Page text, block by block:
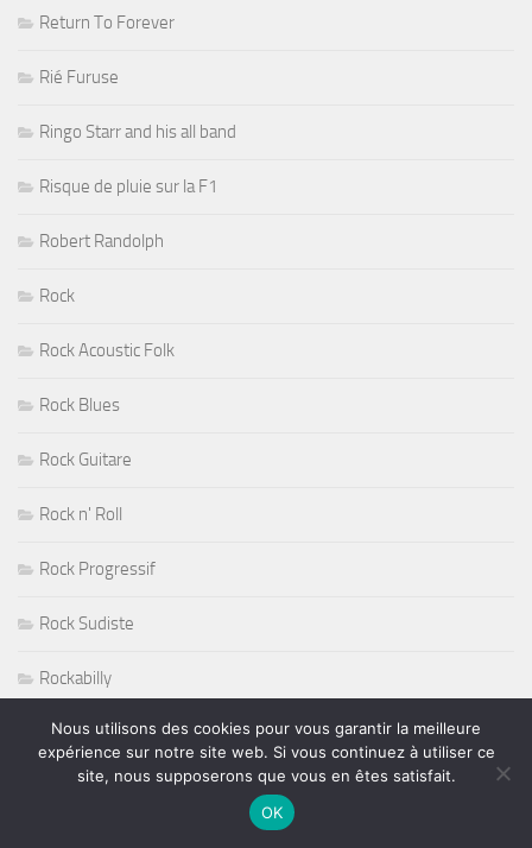
Return To Forever
Rié Furuse
Ringo Starr and his all band
Risque de pluie sur la F1
Robert Randolph
Rock
Rock Acoustic Folk
Rock Blues
Rock Guitare
Rock n' Roll
Rock Progressif
Rock Sudiste
Rockabilly
Roger Nichols
Roy Haynes
Nous utilisons des cookies pour vous garantir la meilleure
expérience sur notre site web. Si vous continuez à utiliser ce
site, nous supposerons que vous en êtes satisfait.
OK